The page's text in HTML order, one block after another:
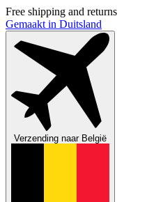
Free shipping and returns
Gemaakt in Duitsland
Verzending naarBelgië